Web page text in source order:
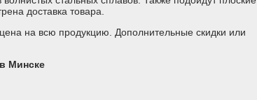
доставка товара.
на всю продукцию. Дополнительные скидки или
Минске